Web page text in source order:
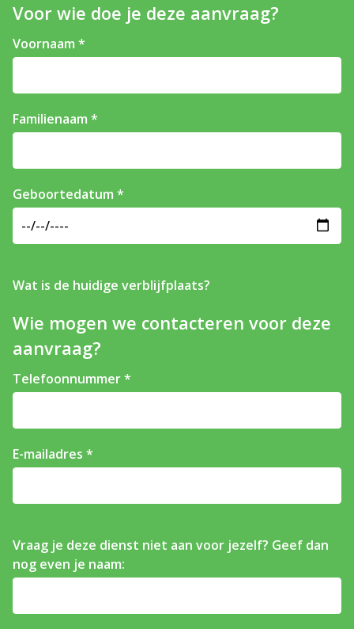
Voor wie doe je deze aanvraag?
Voornaam
Familienaam
Geboortedatum
Wat is de huidige verblijfplaats?
Wie mogen we contacteren voor deze
aanvraag?
Telefoonnummer
E-mailadres
Vraag je deze dienst niet aan voor jezelf? Geef dan
nog even je naam: